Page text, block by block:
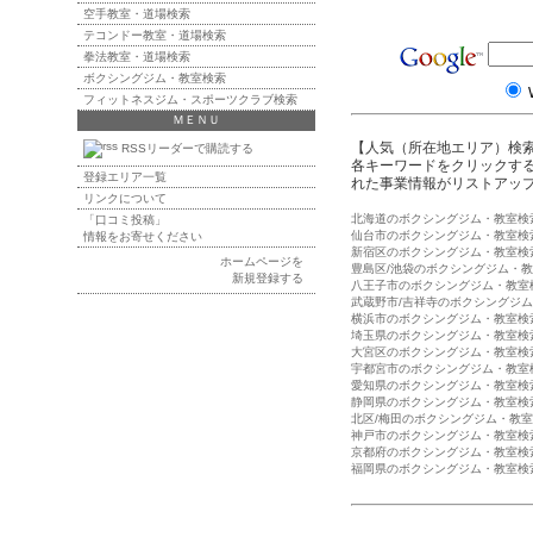
【人気（所在地エリア）検
各キーワードをクリックす
れた事業情報がリストアッ
北海道のボクシングジム・教室検
仙台市のボクシングジム・教室検
新宿区のボクシングジム・教室検
豊島区/池袋のボクシングジム・
八王子市のボクシングジム・教室
武蔵野市/吉祥寺のボクシングジ
横浜市のボクシングジム・教室検
埼玉県のボクシングジム・教室検
大宮区のボクシングジム・教室検
宇都宮市のボクシングジム・教室
愛知県のボクシングジム・教室検
静岡県のボクシングジム・教室検
北区/梅田のボクシングジム・教
神戸市のボクシングジム・教室検
京都府のボクシングジム・教室検
福岡県のボクシングジム・教室検
空手教室・道場検索
テコンドー教室・道場検索
拳法教室・道場検索
ボクシングジム・教室検索
フィットネスジム・スポーツクラブ検索
ＭＥＮＵ
RSSリーダーで購読する
登録エリア一覧
リンクについて
「口コミ投稿」
情報をお寄せください
ホームページを
新規登録する